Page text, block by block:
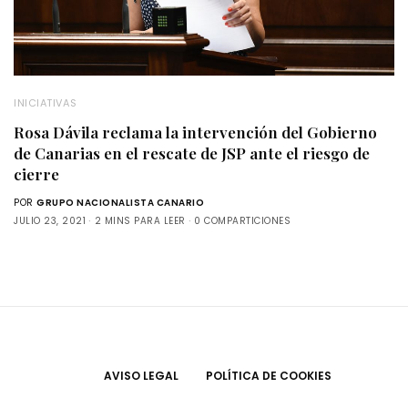
INICIATIVAS
Rosa Dávila reclama la intervención del Gobierno
de Canarias en el rescate de JSP ante el riesgo de
cierre
POR GRUPO NACIONALISTA CANARIO
JULIO 23, 2021
2 MINS PARA LEER 0 COMPARTICIONES
AVISO LEGAL POLÍTICA DE COOKIES